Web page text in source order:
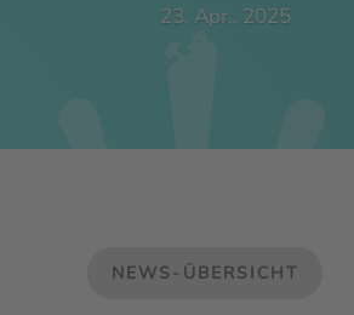
23. Apr.. 2025
NEWS-ÜBERSICHT